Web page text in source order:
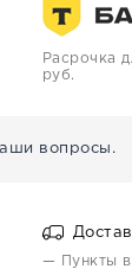
Расрочка
руб.
вопросы.
— Пункты